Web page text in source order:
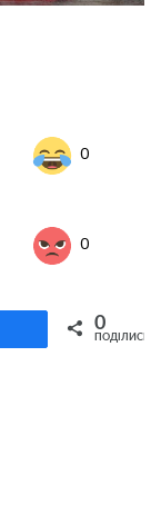
0
0
Поділитися0
ПОДІЛИСЬ